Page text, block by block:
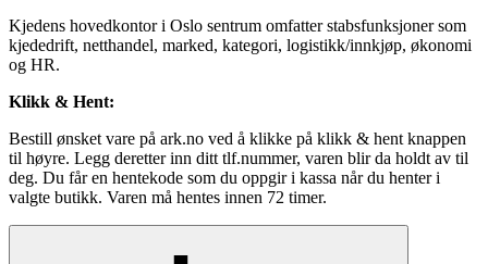
Kjedens hovedkontor i Oslo sentrum omfatter stabsfunksjoner som
kjededrift, netthandel, marked, kategori, logistikk/innkjøp, økonomi
og HR.
Klikk & Hent:
Bestill ønsket vare på ark.no ved å klikke på klikk & hent knappen
til høyre. Legg deretter inn ditt tlf.nummer, varen blir da holdt av til
deg. Du får en hentekode som du oppgir i kassa når du henter i
valgte butikk. Varen må hentes innen 72 timer.